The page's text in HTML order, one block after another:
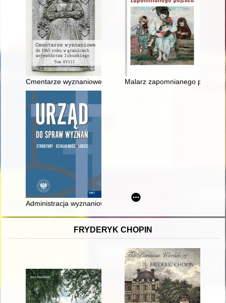
Cmentarze wyznaniowe do 1945 roku w granicach
Malarz zapomnianego pejzażu
Administracja wyznaniowa w województwie bydgoskim w
FRYDERYK CHOPIN